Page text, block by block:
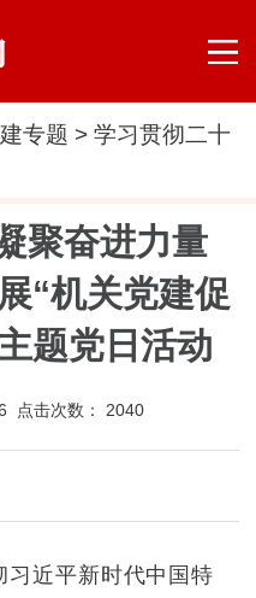
专题 >学习贯彻二十
聚奋进力量
“机关党建促
题党日活动
点击次数： 2040
近平新时代中国特